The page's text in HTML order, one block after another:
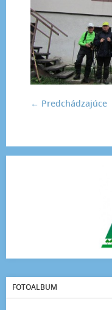
← Predchádzajúce
FOTOALBUM